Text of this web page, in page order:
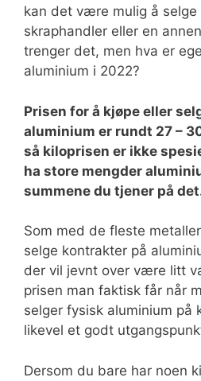
kan det være mulig å selge
skraphandler eller en
trenger det, men hva er
aluminium i 2022?
Prisen for å kjøpe eller
aluminium er rundt 27 –
så kiloprisen er ikke
ha store mengder
summene du tjener på
Som med de fleste
selge kontrakter på
der vil jevnt over være litt
prisen man faktisk får når
selger fysisk aluminium på
likevel et godt
Dersom du bare har noen